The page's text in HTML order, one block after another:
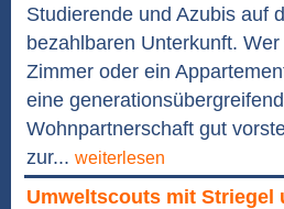
Studierende und Azubis auf
bezahlbaren Unterkunft.
Zimmer oder ein
eine
Wohnpartnerschaft gut
zur... weiterlesen
Umweltscouts mit Striegel